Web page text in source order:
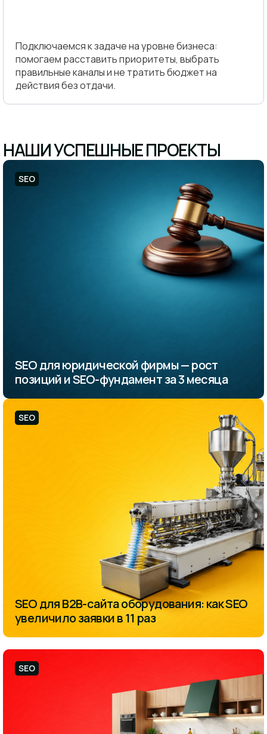
Подключаемся к задаче на уровне бизнеса:
помогаем расставить приоритеты, выбрать
правильные каналы и не тратить бюджет на
действия без отдачи.
НАШИ УСПЕШНЫЕ ПРОЕКТЫ
SEO
SEO для юридической фирмы — рост
позиций и SEO-фундамент за 3 месяца
SEO
SEO для B2B-сайта оборудования: как SEO
увеличило заявки в 11 раз
SEO